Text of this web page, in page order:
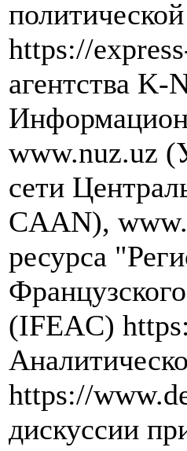
https://
агентства
www.nuz.uz
сети
CAAN),
ресурса
(IFEAC)
https://
дискуссии